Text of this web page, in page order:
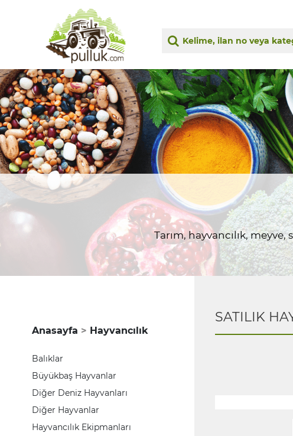
Tarım, hayvancılık,
Anasayfa Hayvancılık
Balıklar
Büyükbaş Hayvanlar
Diğer Deniz Hayvanları
Diğer Hayvanlar
Hayvancılık Ekipmanları
SATILIK